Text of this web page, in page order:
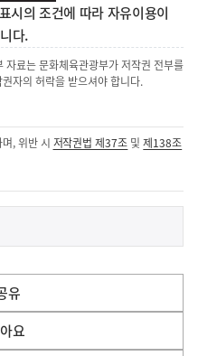
시의 조건에 따라 자유이용이
다.
자료는 문화체육관광부가 저작권 전부를
자의 허락을 받으셔야 합니다.
, 위반 시 저작권법 제37조 및제138조
유
요